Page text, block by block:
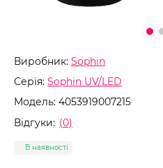
Виробник: Sophin
Серія: Sophin UV/LED
Модель: 4053919007215
Відгуки: (0)
В наявності